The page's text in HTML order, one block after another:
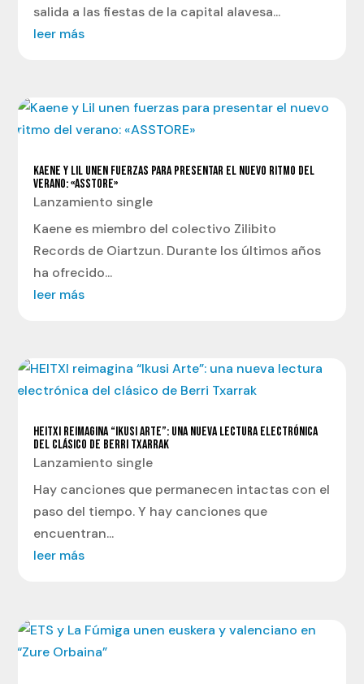
salida a las fiestas de la capital alavesa...
leer más
KAENE Y LIL UNEN FUERZAS PARA PRESENTAR EL NUEVO RITMO DEL
VERANO: «ASSTORE»
Lanzamiento single
Kaene es miembro del colectivo Zilibito
Records de Oiartzun. Durante los últimos años
ha ofrecido...
leer más
HEITXI REIMAGINA “IKUSI ARTE”: UNA NUEVA LECTURA ELECTRÓNICA
DEL CLÁSICO DE BERRI TXARRAK
Lanzamiento single
Hay canciones que permanecen intactas con el
paso del tiempo. Y hay canciones que
encuentran...
leer más